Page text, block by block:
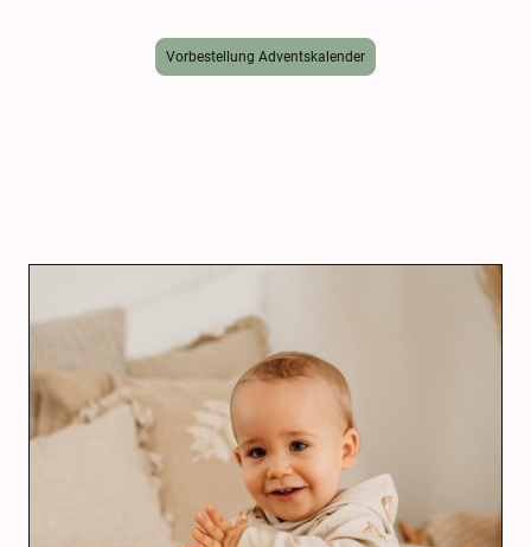
Vorbestellung Adventskalender